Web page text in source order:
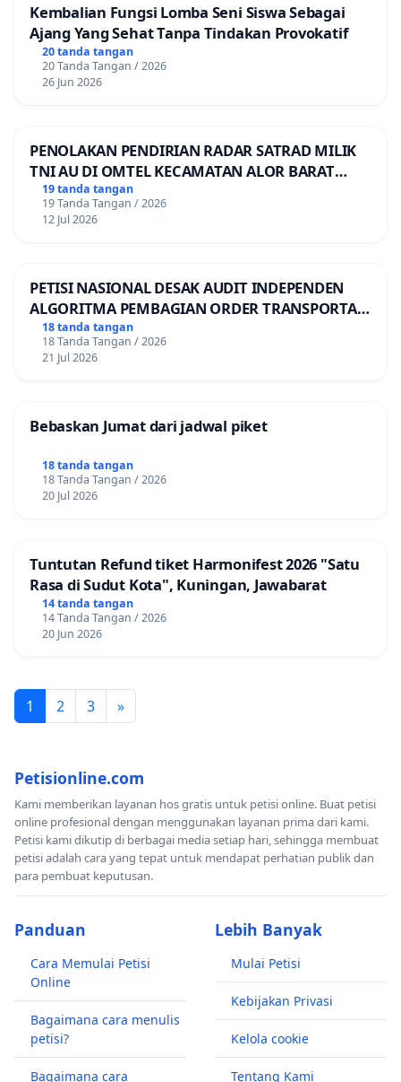
Kembalian Fungsi Lomba Seni Siswa Sebagai
Ajang Yang Sehat Tanpa Tindakan Provokatif
20 tanda tangan
20 Tanda Tangan / 2026
26 Jun 2026
PENOLAKAN PENDIRIAN RADAR SATRAD MILIK
TNI AU DI OMTEL KECAMATAN ALOR BARAT
LAUT, KABUPATEN ALOR
19 tanda tangan
19 Tanda Tangan / 2026
12 Jul 2026
PETISI NASIONAL DESAK AUDIT INDEPENDEN
ALGORITMA PEMBAGIAN ORDER TRANSPORTASI
ONLINE
18 tanda tangan
18 Tanda Tangan / 2026
21 Jul 2026
Bebaskan Jumat dari jadwal piket
18 tanda tangan
18 Tanda Tangan / 2026
20 Jul 2026
Tuntutan Refund tiket Harmonifest 2026 "Satu
Rasa di Sudut Kota", Kuningan, Jawabarat
14 tanda tangan
14 Tanda Tangan / 2026
20 Jun 2026
1 2 3 »
Petisionline.com
Kami memberikan layanan hos gratis untuk petisi online. Buat petisi
online profesional dengan menggunakan layanan prima dari kami.
Petisi kami dikutip di berbagai media setiap hari, sehingga membuat
petisi adalah cara yang tepat untuk mendapat perhatian publik dan
para pembuat keputusan.
Panduan
Cara Memulai Petisi
Online
Bagaimana cara menulis
petisi?
Bagaimana cara
Lebih Banyak
Mulai Petisi
Kebijakan Privasi
Kelola cookie
Tentang Kami